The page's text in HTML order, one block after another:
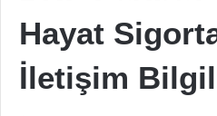
Hayat
İletişim